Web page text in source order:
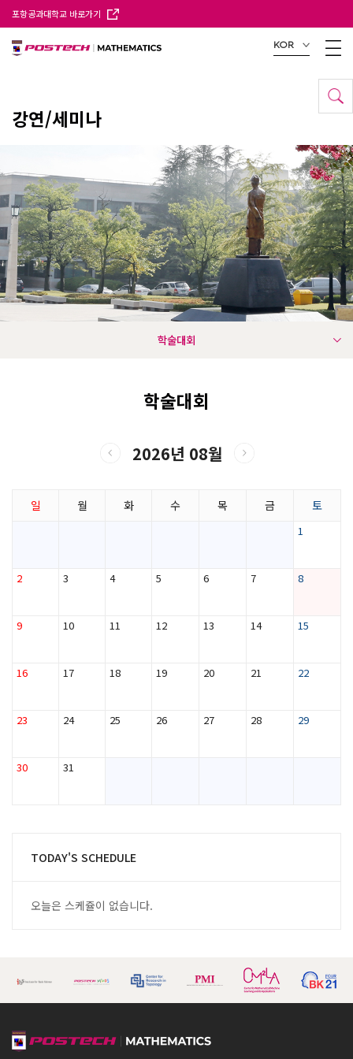
포항공과대학교 바로가기
KOR
강연/세미나
학술대회
학술대회
2026년 08월
일 월 화 수 목 금 토
1
2 3 4 5 6 7 8
9 10 11 12 13 14 15
16 17 18 19 20 21 22
23 24 25 26 27 28 29
30 31
TODAY'S SCHEDULE
오늘은 스케쥴이 없습니다.